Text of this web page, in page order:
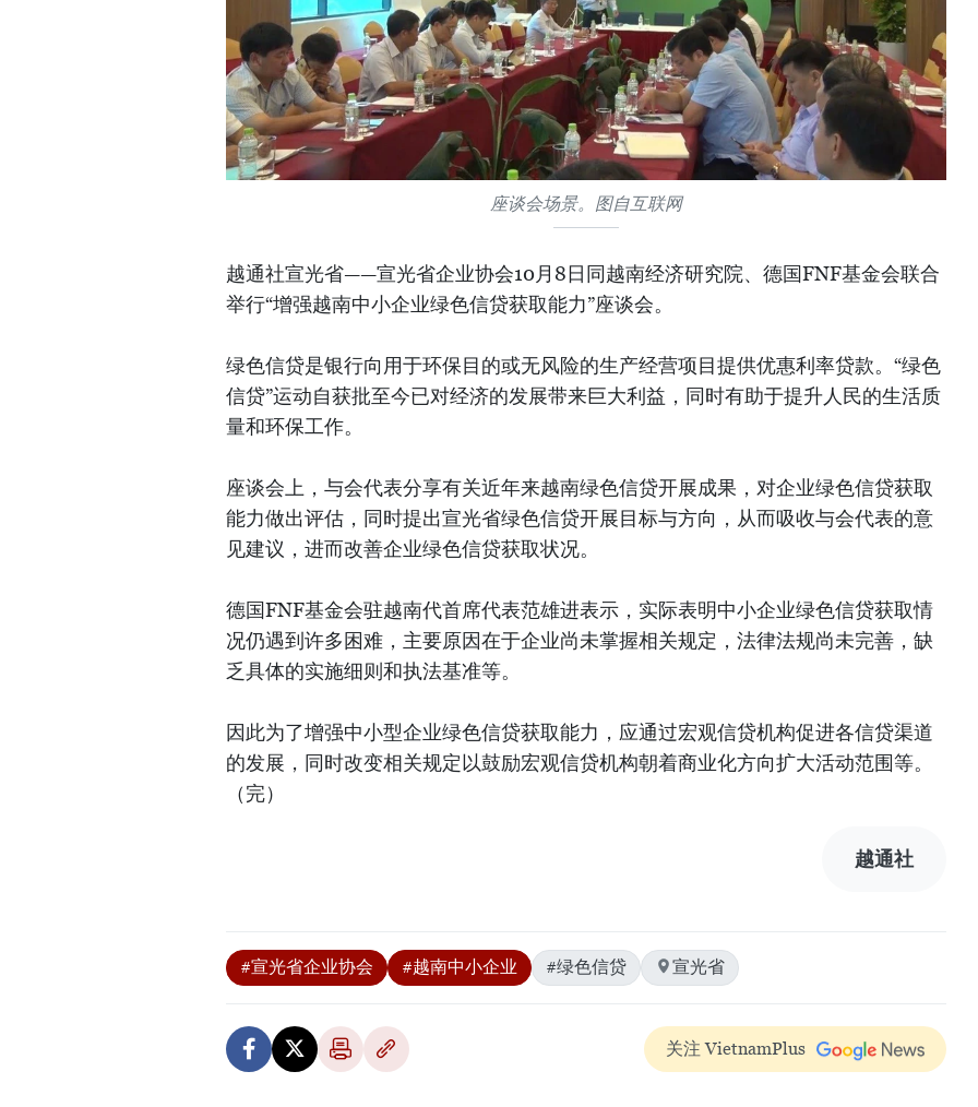
座谈会场景。图自互联网
越通社宣光省——宣光省企业协会10月8日同越南经济研究院、德国FNF基金会联合
举行“增强越南中小企业绿色信贷获取能力”座谈会。
绿色信贷是银行向用于环保目的或无风险的生产经营项目提供优惠利率贷款。“绿色
信贷”运动自获批至今已对经济的发展带来巨大利益，同时有助于提升人民的生活质
量和环保工作。
座谈会上，与会代表分享有关近年来越南绿色信贷开展成果，对企业绿色信贷获取
能力做出评估，同时提出宣光省绿色信贷开展目标与方向，从而吸收与会代表的意
见建议，进而改善企业绿色信贷获取状况。
德国FNF基金会驻越南代首席代表范雄进表示，实际表明中小企业绿色信贷获取情
况仍遇到许多困难，主要原因在于企业尚未掌握相关规定，法律法规尚未完善，缺
乏具体的实施细则和执法基准等。
因此为了增强中小型企业绿色信贷获取能力，应通过宏观信贷机构促进各信贷渠道
的发展，同时改变相关规定以鼓励宏观信贷机构朝着商业化方向扩大活动范围等。
（完）
越通社
#宣光省企业协会 #越南中小企业 #绿色信贷 宣光省
关注 VietnamPlus